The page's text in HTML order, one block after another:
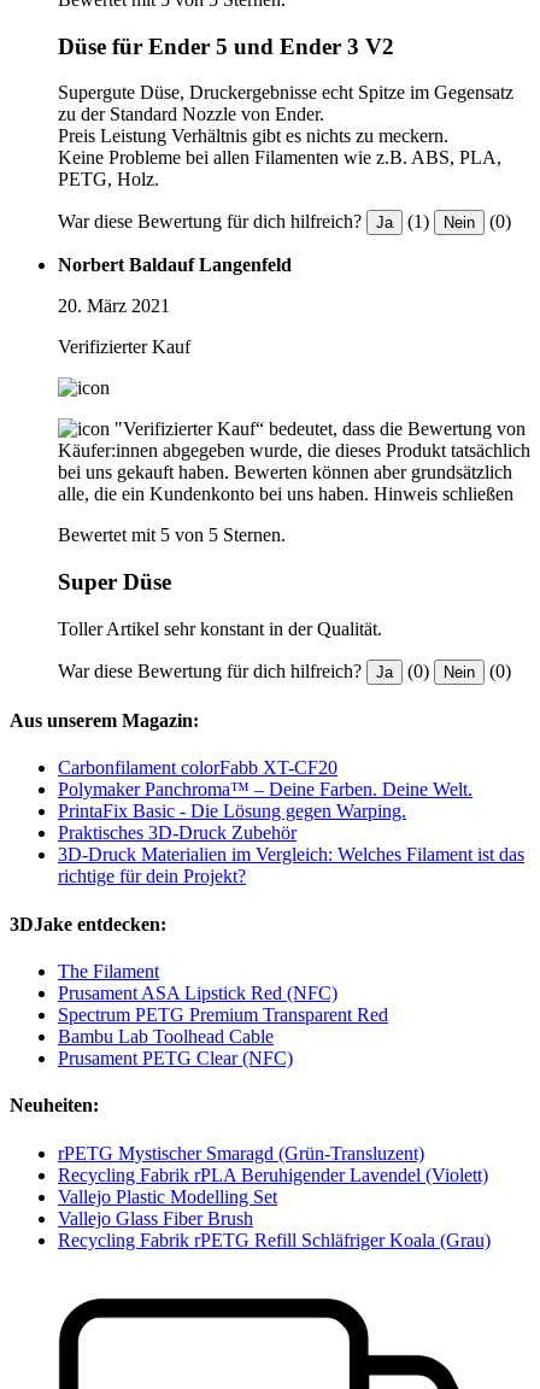
Düse für Ender 5 und Ender 3 V2
Supergute Düse, Druckergebnisse echt Spitze im Gegensatz
zu der Standard Nozzle von Ender.
Preis Leistung Verhältnis gibt es nichts zu meckern.
Keine Probleme bei allen Filamenten wie z.B. ABS, PLA,
PETG, Holz.
War diese Bewertung für dich hilfreich? Ja (1) Nein (0)
Norbert Baldauf Langenfeld
20. März 2021
Verifizierter Kauf
"Verifizierter Kauf“ bedeutet, dass die Bewertung von
Käufer:innen abgegeben wurde, die dieses Produkt tatsächlich
bei uns gekauft haben. Bewerten können aber grundsätzlich
alle, die ein Kundenkonto bei uns haben. Hinweis schließen
Bewertet mit 5 von 5 Sternen.
Super Düse
Toller Artikel sehr konstant in der Qualität.
War diese Bewertung für dich hilfreich? Ja (0) Nein (0)
Aus unserem Magazin:
Carbonfilament colorFabb XT-CF20
Polymaker Panchroma™ – Deine Farben. Deine Welt.
PrintaFix Basic - Die Lösung gegen Warping.
Praktisches 3D-Druck Zubehör
3D-Druck Materialien im Vergleich: Welches Filament ist das
richtige für dein Projekt?
3DJake entdecken:
The Filament
Prusament ASA Lipstick Red (NFC)
Spectrum PETG Premium Transparent Red
Bambu Lab Toolhead Cable
Prusament PETG Clear (NFC)
Neuheiten:
rPETG Mystischer Smaragd (Grün-Transluzent)
Recycling Fabrik rPLA Beruhigender Lavendel (Violett)
Vallejo Plastic Modelling Set
Vallejo Glass Fiber Brush
Recycling Fabrik rPETG Refill Schläfriger Koala (Grau)